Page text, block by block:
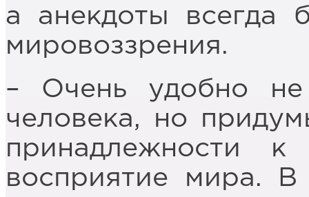
а анекдоты всегда
мировоззрения.
– Очень удобно не
человека, но
принадлежности к
восприятие мира.